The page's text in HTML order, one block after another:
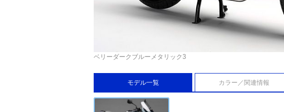
ベリーダークブルーメタリック3
モデル一覧 カラー／関連情報